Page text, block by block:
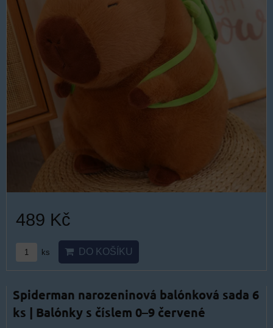
489 Kč
ks DO KOŠÍKU
Spiderman narozeninová balónková sada 6
ks | Balónky s číslem 0–9 červené